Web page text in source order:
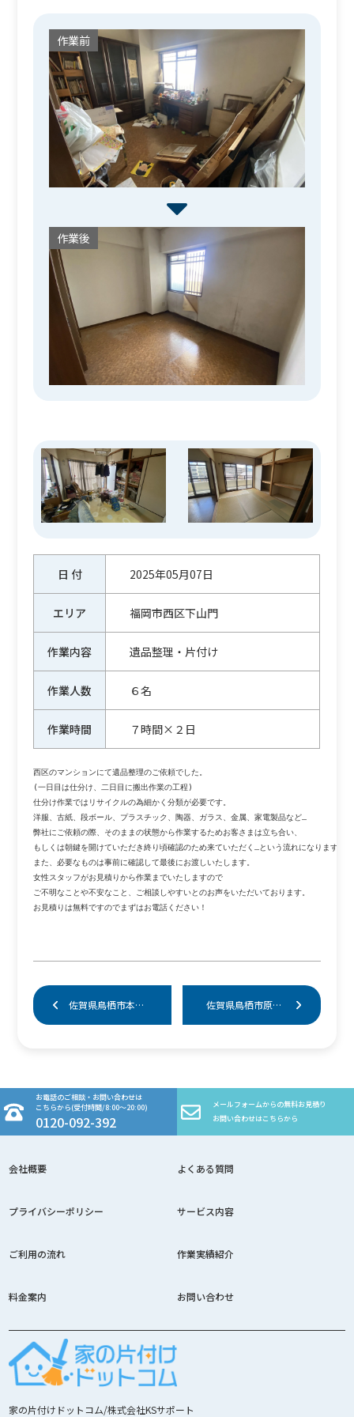
作業前
作業後
日 付 2025年05月07日
エリア 福岡市西区下山門
作業内容 遺品整理・片付け
作業人数 ６名
作業時間 ７時間×２日
西区のマンションにて遺品整理のご依頼でした。
(一日目は仕分け、二日目に搬出作業の工程)
仕分け作業ではリサイクルの為細かく分類が必要です。
洋服、古紙、段ボール、プラスチック、陶器、ガラス、金属、家電製品など…
弊社にご依頼の際、そのままの状態から作業するためお客さまは立ち合い、
もしくは朝鍵を開けていただき終り頃確認のため来ていただく…という流れになります。
また、必要なものは事前に確認して最後にお渡しいたします。
女性スタッフがお見積りから作業までいたしますので
ご不明なことや不安なこと、ご相談しやすいとのお声をいただいております。
お見積りは無料ですのでまずはお電話ください！
佐賀県鳥栖市本町にて不用品片付け 佐賀県鳥栖市原町にて空き家片付け
お電話のご相談・お問い合わせは
こちらから(受付時間/8:00～20:00)
0120-092-392
メールフォームからの無料お見積り
お問い合わせはこちらから
家の片付けドットコム/株式会社KSサポート
会社概要 よくある質問
プライバシーポリシー サービス内容
ご利用の流れ 作業実績紹介
料金案内 お問い合わせ